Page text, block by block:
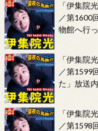
「伊集院
／第1600
物館へ行
「伊集院
／第1599
た」放送
「伊集院
／第1598